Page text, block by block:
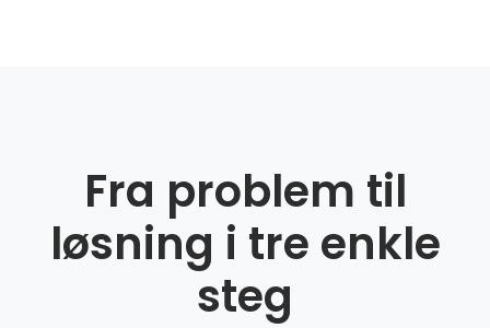
Fra problem til
løsning i tre enkle
steg